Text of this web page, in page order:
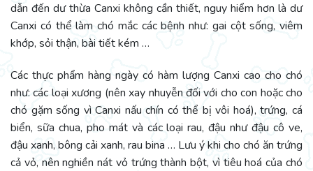
dẫn đến dư thừa Canxi không cần thiết, nguy hiểm hơn là dư
Canxi có thể làm chó mắc các bệnh như: gai cột sống, viêm
khớp, sỏi thận, bài tiết kém …
Các thực phẩm hàng ngày có hàm lượng Canxi cao cho chó
như: các loại xương (nên xay nhuyễn đối với cho con hoặc cho
chó gặm sống vì Canxi nấu chín có thể bị vôi hoá), trứng, cá
biển, sữa chua, pho mát và các loại rau, đậu như đậu cô ve,
đậu xanh, bông cải xanh, rau bina … Lưu ý khi cho chó ăn trứng
cả vỏ, nên nghiền nát vỏ trứng thành bột, vì tiêu hoá của chó